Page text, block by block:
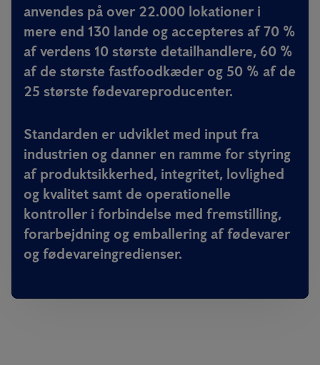
anvendes på over 22.000 lokationer i
mere end 130 lande og accepteres af 70 %
af verdens 10 største detailhandlere, 60 %
af de største fastfoodkæder og 50 % af de
25 største fødevareproducenter.
Standarden er udviklet med input fra
industrien og danner en ramme for styring
af produktsikkerhed, integritet, lovlighed
og kvalitet samt de operationelle
kontroller i forbindelse med fremstilling,
forarbejdning og emballering af fødevarer
og fødevareingredienser.